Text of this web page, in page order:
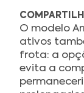
O modelo
ativos
frota: a
evita a